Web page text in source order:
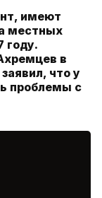
имеют
местных
году.
в
что у
проблемы с